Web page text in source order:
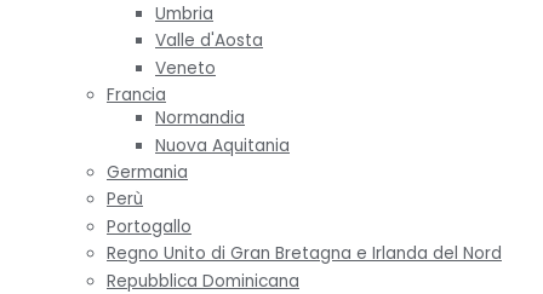
Umbria
Valle d'Aosta
Veneto
Francia
Normandia
Nuova Aquitania
Germania
Perù
Portogallo
Regno Unito di Gran Bretagna e Irlanda del Nord
Repubblica Dominicana